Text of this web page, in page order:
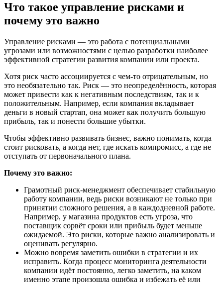
Что такое управление рисками и
почему это важно
Управление рисками — это работа с потенциальными
угрозами или возможностями с целью разработки наиболее
эффективной стратегии развития компании или проекта.
Хотя риск часто ассоциируется с чем-то отрицательным, но
это необязательно так. Риск — это неопределённость, которая
может привести как к негативным последствиям, так и к
положительным. Например, если компания вкладывает
деньги в новый стартап, она может как получить большую
прибыль, так и понести большие убытки.
Чтобы эффективно развивать бизнес, важно понимать, когда
стоит рисковать, а когда нет, где искать компромисс, а где не
отступать от первоначального плана.
Почему это важно:
Грамотный риск-менеджмент обеспечивает стабильную
работу компании, ведь риски возникают не только при
принятии сложного решения, а в каждодневной работе.
Например, у магазина продуктов есть угроза, что
поставщик сорвёт сроки или прибыль будет меньше
ожидаемой. Это риски, которые важно анализировать и
оценивать регулярно.
Можно вовремя заметить ошибки в стратегии и их
исправить. Когда процесс мониторинга деятельности
компании идёт постоянно, легко заметить, на каком
именно этапе произошла ошибка и избежать её или